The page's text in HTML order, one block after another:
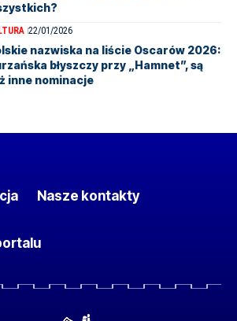
22/01/2026
nazwiska na liście Oscarów 2026:
błyszczy przy „Hamnet”, są
inne nominacje
Nasze kontakty